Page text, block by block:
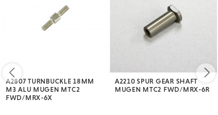
A2807 TURNBUCKLE 18MM
M3 ALU MUGEN MTC2
FWD/MRX-6X
A2210 SPUR GEAR SHAFT
MUGEN MTC2 FWD/MRX-6R